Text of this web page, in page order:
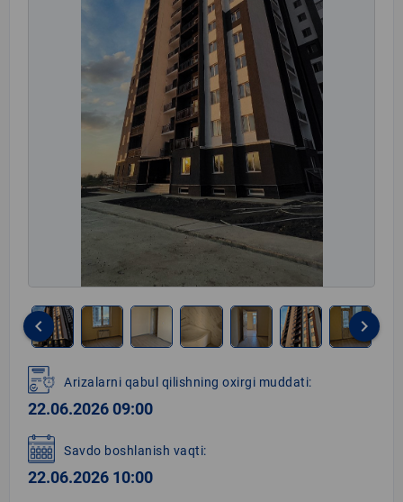
1
of
7
keyboard_arrow_left keyboard_arrow_right
Arizalarni qabul qilishning oxirgi muddati:
22.06.2026 09:00
Savdo boshlanish vaqti:
22.06.2026 10:00